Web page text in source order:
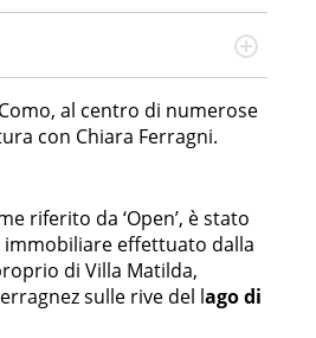
di informazione sul web,
e videogame.
al centro di numerose
con Chiara Ferragni.
riferito da ‘Open’, è stato
immobiliare effettuato dalla
di Villa Matilda,
sulle rive del lago di